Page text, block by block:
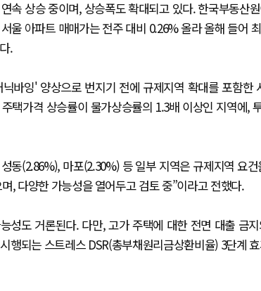
속 상승 중이며, 상승폭도 확대되고 있다. 한국부동산
울 아파트 매매가는 전주 대비 0.26% 올라 올해 들어
.
바잉' 양상으로 번지기 전에 규제지역 확대를 포함한
택가격 상승률이 물가상승률의 1.3배 이상인 지역에,
동(2.86%), 마포(2.30%) 등 일부 지역은 규제지역 요
, 다양한 가능성을 열어두고 검토 중”이라고 전했다.
성도 거론된다. 다만, 고가 주택에 대한 전면 대출 금
행되는 스트레스 DSR(총부채원리금상환비율) 3단계